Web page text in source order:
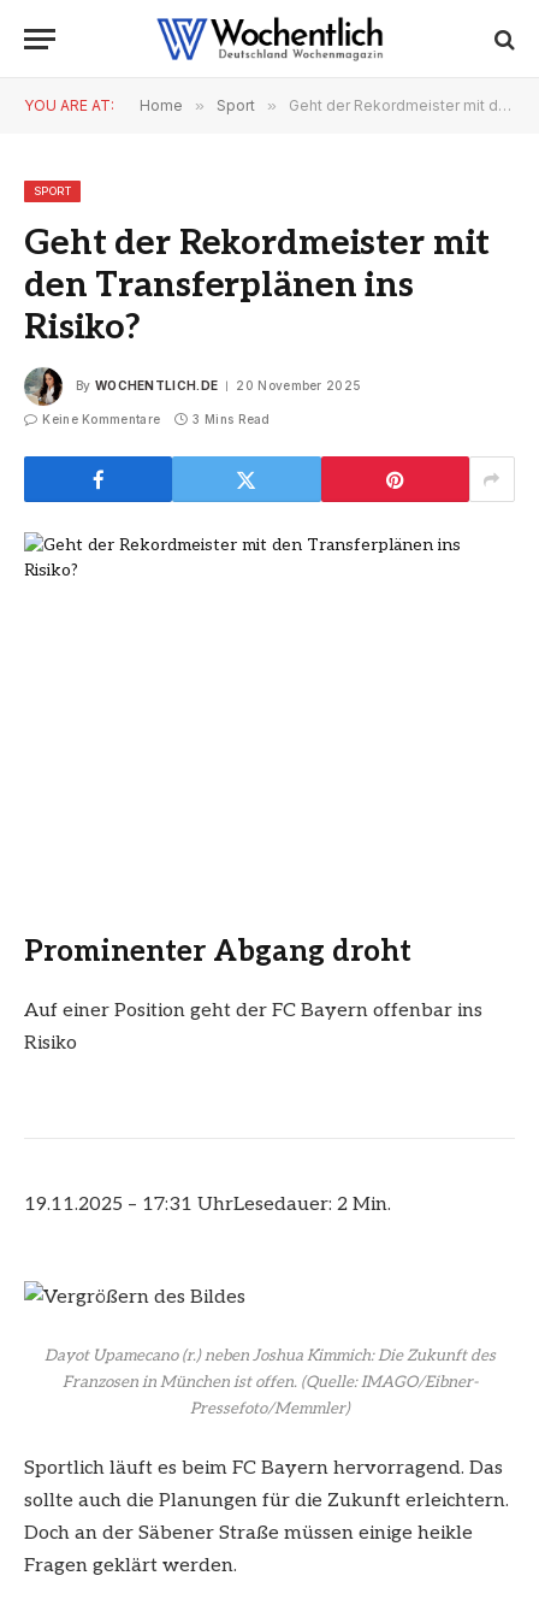
YOU ARE AT: Home » Sport » Geht der Rekordmeister mit den Transferplänen ins Risiko?
SPORT
Geht der Rekordmeister mit
den Transferplänen ins
Risiko?
By WOCHENTLICH.DE 20 November 2025
Keine Kommentare 3 Mins Read
Prominenter Abgang droht
Auf einer Position geht der FC Bayern offenbar ins
Risiko
19.11.2025 – 17:31 UhrLesedauer: 2 Min.
Dayot Upamecano (r.) neben Joshua Kimmich: Die Zukunft des
Franzosen in München ist offen.(Quelle: IMAGO/Eibner-
Pressefoto/Memmler)
Sportlich läuft es beim FC Bayern hervorragend. Das
sollte auch die Planungen für die Zukunft erleichtern.
Doch an der Säbener Straße müssen einige heikle
Fragen geklärt werden.